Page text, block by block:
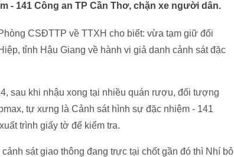
- 141 Công an TP Cần Thơ, chặn xe người dân.
CSĐTTP về TTXH cho biết: vừa tạm giữ đối
tỉnh Hậu Giang về hành vi giả danh cảnh sát đặc
sau khi nhậu xong tại nhiều quán rượu, đối tượng
tự xưng là Cảnh sát hình sự đặc nhiệm - 141
trình giấy tờ để kiểm tra.
sát giao thông đang trực tại chốt gần đó thì Nhí bỏ